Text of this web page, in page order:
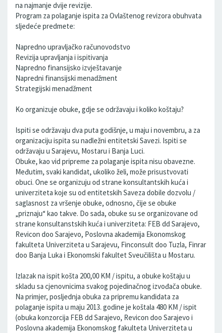
na najmanje dvije revizije.
Program za polaganje ispita za Ovlaštenog revizora obuhvata
sljedeće predmete:
Napredno upravljačko računovodstvo
Revizija upravljanja i ispitivanja
Napredno finansijsko izvještavanje
Napredni finansijski menadžment
Strategijski menadžment
Ko organizuje obuke, gdje se održavaju i koliko koštaju?
Ispiti se održavaju dva puta godišnje, u maju i novembru, a za
organizaciju ispita su nadležni entitetski Savezi. Ispiti se
održavaju u Sarajevu, Mostaru i Banja Luci.
Obuke, kao vid pripreme za polaganje ispita nisu obavezne.
Međutim, svaki kandidat, ukoliko želi, može prisustvovati
obuci. One se organizuju od strane konsultantskih kuća i
univerziteta koje su od entitetskih Saveza dobile dozvolu /
saglasnost za vršenje obuke, odnosno, čije se obuke
„priznaju“ kao takve. Do sada, obuke su se organizovane od
strane konsultanstskih kuća i univerziteta: FEB dd Sarajevo,
Revicon doo Sarajevo, Poslovna akademija Ekonomskog
fakulteta Univerziteta u Sarajevu, Finconsult doo Tuzla, Finrar
doo Banja Luka i Ekonomski fakultet Sveučilišta u Mostaru.
Izlazak na ispit košta 200,00 KM / ispitu, a obuke koštaju u
skladu sa cjenovnicima svakog pojedinačnog izvođača obuke.
Na primjer, posljednja obuka za pripremu kandidata za
polaganje ispita u maju 2013. godine je koštala 480 KM / ispit
(obuka konzorcija FEB dd Sarajevo, Revicon doo Sarajevo i
Poslovna akademija Ekonomskog fakulteta Univerziteta u